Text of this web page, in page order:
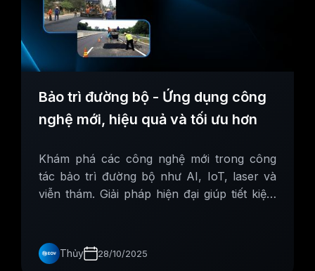
Bảo trì đường bộ - Ứng dụng công
nghệ mới, hiệu quả và tối ưu hơn
Khám phá các công nghệ mới trong công
tác bảo trì đường bộ như AI, IoT, laser và
viễn thám. Giải pháp hiện đại giúp tiết kiệm
Thủy 28/10/2025